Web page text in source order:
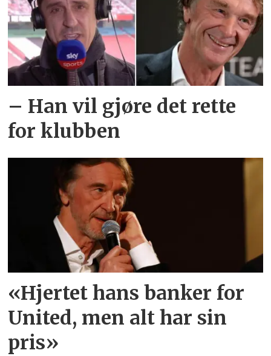
– Han vil gjøre det rette
for klubben
«Hjertet hans banker for
United, men alt har sin
pris»